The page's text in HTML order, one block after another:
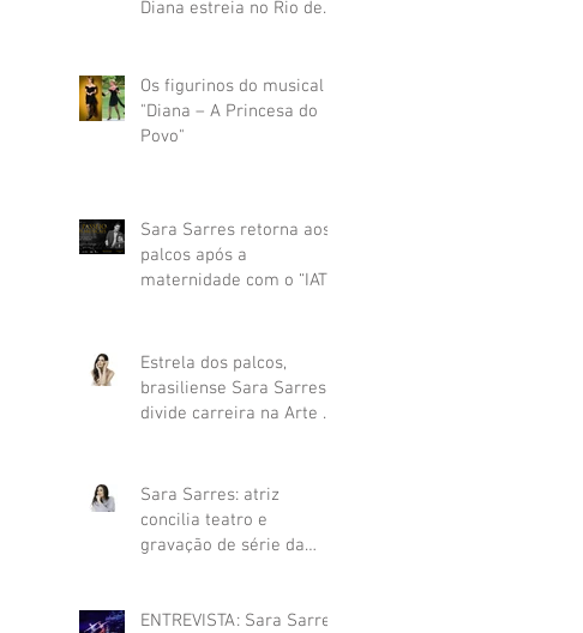
Diana estreia no Rio de
Os figurinos do musical
"Diana – A Princesa do
Povo"
Sara Sarres retorna aos
palcos após a
maternidade com o “IATE
Estrela dos palcos,
brasiliense Sara Sarres
divide carreira na Arte e
Sara Sarres: atriz
concilia teatro e
gravação de série da
ENTREVISTA: Sara Sarres